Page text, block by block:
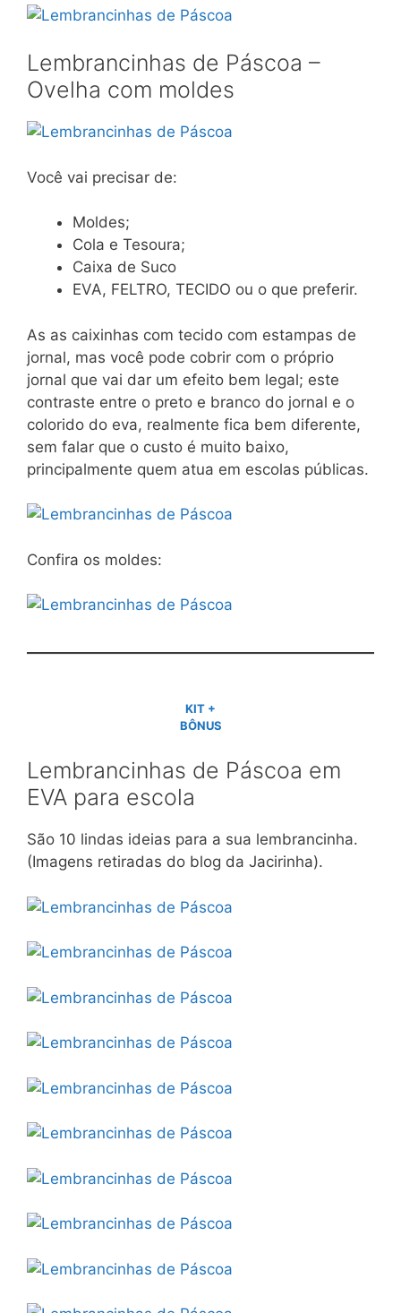
Lembrancinhas de Páscoa –
Ovelha com moldes
Você vai precisar de:
Moldes;
Cola e Tesoura;
Caixa de Suco
EVA, FELTRO, TECIDO ou o que preferir.
As as caixinhas com tecido com estampas de
jornal, mas você pode cobrir com o próprio
jornal que vai dar um efeito bem legal; este
contraste entre o preto e branco do jornal e o
colorido do eva, realmente fica bem diferente,
sem falar que o custo é muito baixo,
principalmente quem atua em escolas públicas.
Confira os moldes:
KIT +
BÔNUS
Lembrancinhas de Páscoa em
EVA para escola
São 10 lindas ideias para a sua lembrancinha.
(Imagens retiradas do blog da Jacirinha).